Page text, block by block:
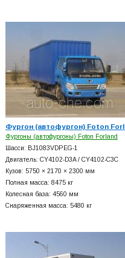
Фургон (автофургон) Foton
Фургоны (автофургоны) Foton Forland
Шасси: BJ1083VDPEG-1
Двигатель: CY4102-D3A / CY4102-C3C
Кузов: 5750 × 2170 × 2300 мм
Полная масса: 8475 кг
Колесная база: 4560 мм
Снаряженная масса: 5480 кг